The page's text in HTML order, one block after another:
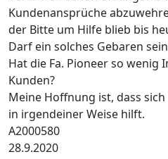
Kundenansprüche
der Bitte um Hilfe blieb bis
Darf ein solches Gebaren
Hat die Fa. Pioneer so wenig
Kunden?
Meine Hoffnung ist, dass
in irgendeiner Weise hilft.
A2000580
28.9.2020